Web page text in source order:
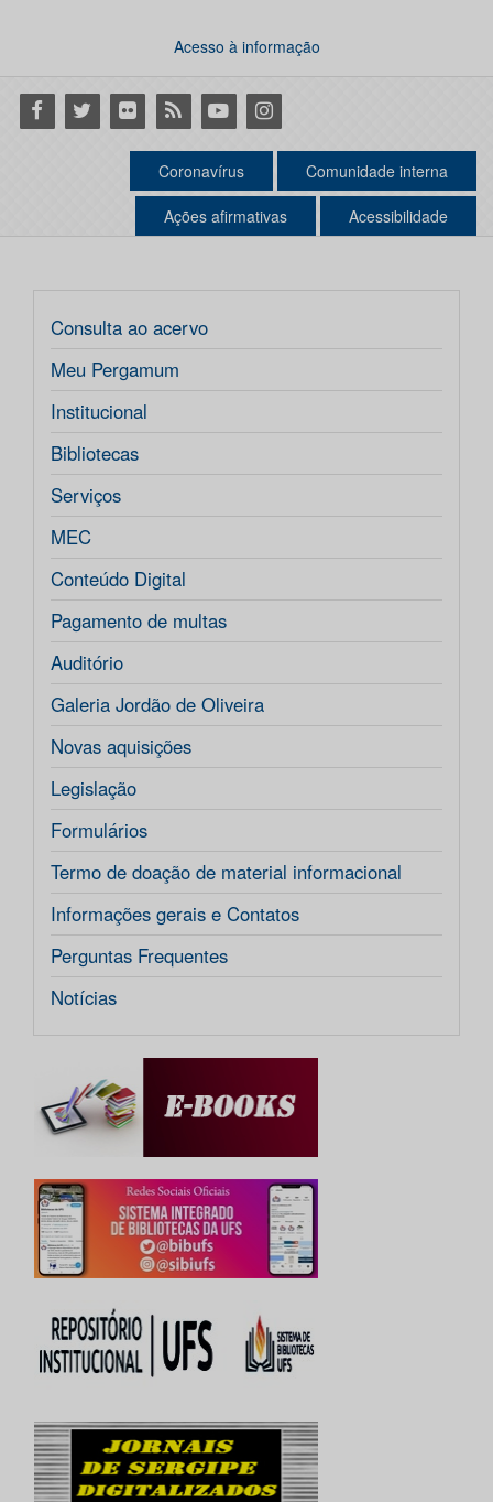
Acesso à informação
Facebook
Twitter Flickr RSS YoutubeInstagram
Coronavírus Comunidade interna
Ações afirmativas Acessibilidade
Consulta ao acervo
Meu Pergamum
Institucional
Bibliotecas
Serviços
MEC
Conteúdo Digital
Pagamento de multas
Auditório
Galeria Jordão de Oliveira
Novas aquisições
Legislação
Formulários
Termo de doação de material informacional
Informações gerais e Contatos
Perguntas Frequentes
Notícias